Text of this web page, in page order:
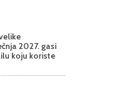
2027. gasi
koju koriste